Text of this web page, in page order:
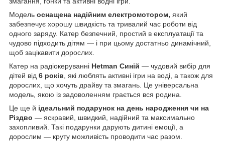
Модель оснащена надійним електромотором, який
забезпечує хорошу швидкість та тривалий час роботи від
одного заряду. Катер безпечний, простий в експлуатації та
чудово підходить дітям — і при цьому достатньо динамічний,
щоб зацікавити дорослих.
Катер на радіокеруванні Hetman Синій — чудовий вибір для
дітей від 6 років , які люблять активні ігри на воді, а також для
дорослих, що хочуть драйву та змагань. Це універсальна
модель, якою із задоволенням грається вся родина.
Це ще й ідеальний подарунок на день народження чи на
Різдво — яскравий, швидкий, надійний та максимально
захопливий. Такі подарунки дарують дитині емоції, а
дорослим — круту можливість проводити час разом.